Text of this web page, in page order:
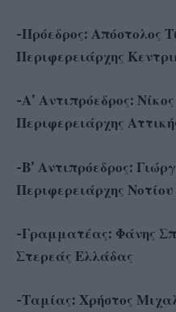
-Πρόεδρος: Απόστολος
Περιφερειάρχης
-Α’ Αντιπρόεδρος:
Περιφερειάρχης
-Β’ Αντιπρόεδρος:
Περιφερειάρχης
-Γραμματέας: Φάνης
Στερεάς Ελλάδας
-Ταμίας: Χρήστος